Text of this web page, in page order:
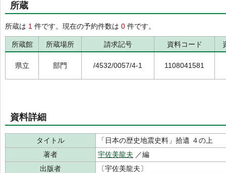
所蔵
所蔵は 1 件です。現在の予約件数は 0 件です。
所蔵館 所蔵場所 請求記号 資料コード
県立 部門 /4532/0057/4-1 1108041581
資料詳細
タイトル
「日本の歴史地震史料」拾遺 ４の上
著者
宇佐美龍夫 ／編
出版者
〔宇佐美龍夫〕